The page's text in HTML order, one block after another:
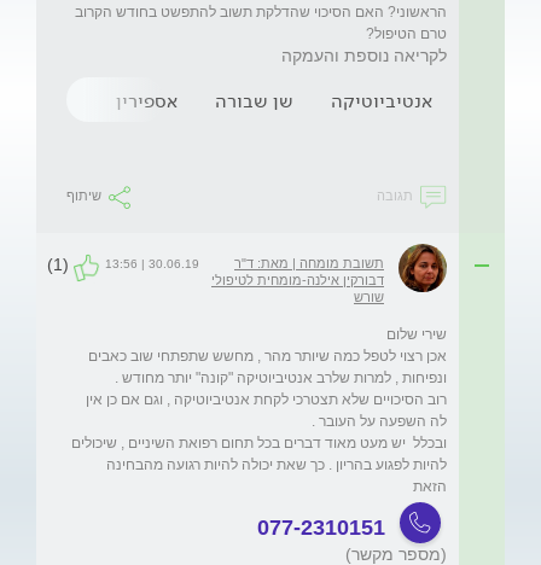
הראשוני? האם הסיכוי שהדלקת תשוב להתפשט בחודש הקרוב
טרם הטיפול?
לקריאה נוספת והעמקה
אנטיביוטיקה שן שבורה אספירין
תגובה שיתוף
תשובת מומחה | מאת: ד"ר
דבורקין אילנה-מומחית לטיפולי
שורש
30.06.19 | 13:56
(1)
אכן רצוי לטפל כמה שיותר מהר , מחשש שתפתחי שוב כאבים
רוב הסיכויים שלא תצטרכי לקחת אנטיביוטיקה , וגם אם כן אין
ובכלל  יש מעט מאוד דברים בכל תחום רפואת השיניים , שיכולים
להיות לפגוע בהריון . כך שאת יכולה להיות רגועה מהבחינה
הזאת
077-2310151
(מספר מקשר)